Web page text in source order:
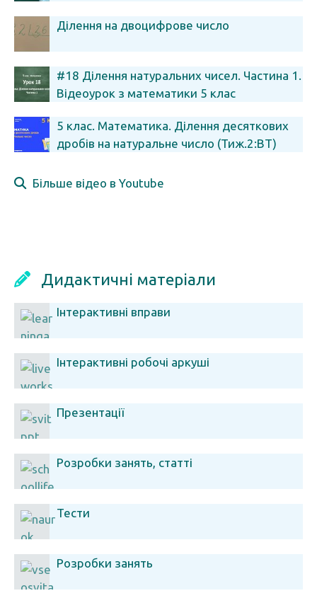
Ділення на двоцифрове число
#18 Ділення натуральних чисел. Частина 1.
Відеоурок з математики 5 клас
5 клас. Математика. Ділення десяткових
дробів на натуральне число (Тиж.2:ВТ)
Більше відео в Youtube
Дидактичні матеріали
Інтерактивні вправи
Інтерактивні робочі аркуші
Презентації
Розробки занять, статті
Тести
Розробки занять